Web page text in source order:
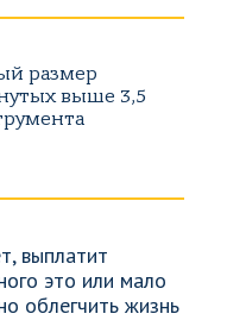
размер
выше 3,5
выплатит
это или мало
облегчить жизнь